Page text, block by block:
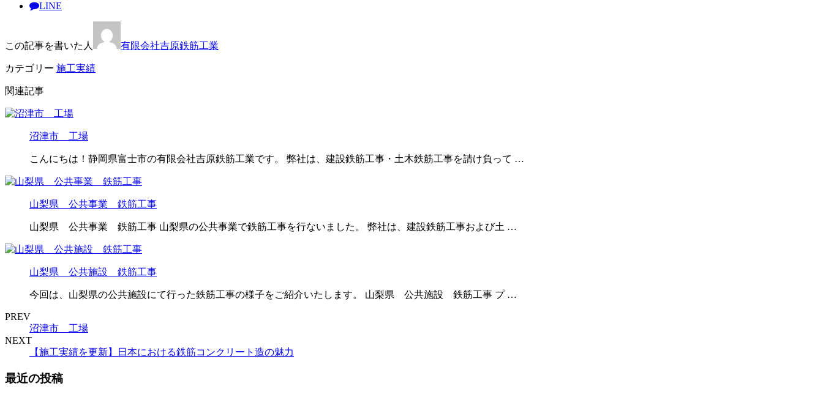
LINE
この記事を書いた人 有限会社吉原鉄筋工業
カテゴリー 施工実績
関連記事
沼津市 工場
こんにちは！静岡県富士市の有限会社吉原鉄筋工業です。 弊社は、建設鉄筋工事・土木鉄筋工事を請け負って …
山梨県 公共事業 鉄筋工事
山梨県 公共事業 鉄筋工事 山梨県の公共事業で鉄筋工事を行ないました。 弊社は、建設鉄筋工事および土 …
山梨県 公共施設 鉄筋工事
今回は、山梨県の公共施設にて行った鉄筋工事の様子をご紹介いたします。 山梨県 公共施設 鉄筋工事 プ …
PREV
沼津市 工場
NEXT
【施工実績を更新】日本における鉄筋コンクリート造の魅力
最近の投稿